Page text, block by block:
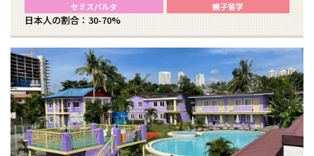
セミスパルタ
親子留学
日本人の割合：30-70%